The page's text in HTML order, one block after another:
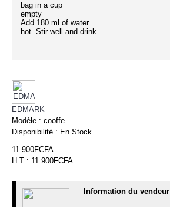
bag in a cup
empty
Add 180 ml of water
hot. Stir well and drink
EDMARK
Modèle : cooffe
Disponibilité : En Stock
11 900FCFA
H.T : 11 900FCFA
Information du vendeur